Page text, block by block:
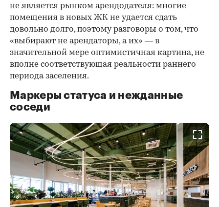
не является рынком арендодателя: многие
помещения в новых ЖК не удается сдать
довольно долго, поэтому разговоры о том, что
«выбирают не арендаторы, а их» — в
значительной мере оптимистичная картина, не
вполне соответствующая реальности раннего
периода заселения.
Маркеры статуса и нежданные
соседи